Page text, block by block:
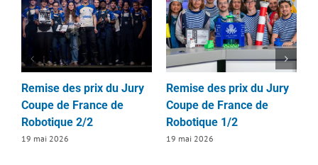
Remise des prix du Jury
Coupe de France de
Robotique 2/2
19 mai 2026
Remise des prix du Jury
Coupe de France de
Robotique 1/2
19 mai 2026